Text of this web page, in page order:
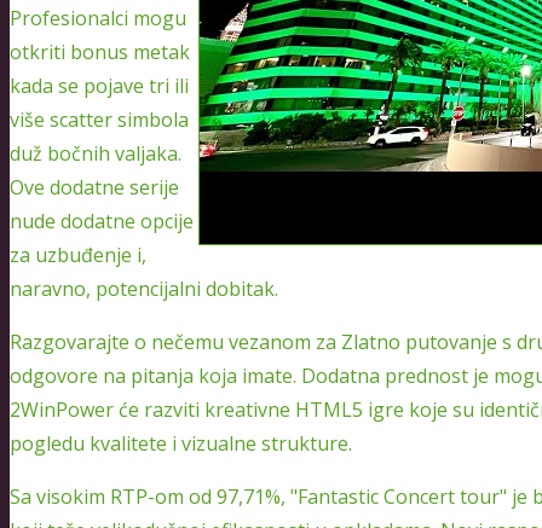
Profesionalci mogu
otkriti bonus metak
kada se pojave tri ili
više scatter simbola
duž bočnih valjaka.
Ove dodatne serije
nude dodatne opcije
za uzbuđenje i,
naravno, potencijalni dobitak.
Razgovarajte o nečemu vezanom za Zlatno putovanje s
odgovore na pitanja koja imate. Dodatna prednost je
2WinPower će razviti kreativne HTML5 igre koje su
pogledu kvalitete i vizualne strukture.
Sa visokim RTP-om od 97,71%, "Fantastic Concert tour"